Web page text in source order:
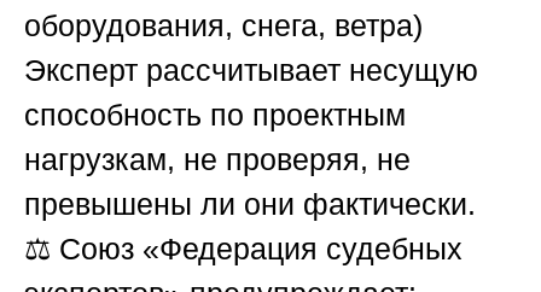
оборудования, снега, ветра)
Эксперт рассчитывает несущую
способность по проектным
нагрузкам, не проверяя, не
превышены ли они фактически.
⚖️ Союз «Федерация судебных